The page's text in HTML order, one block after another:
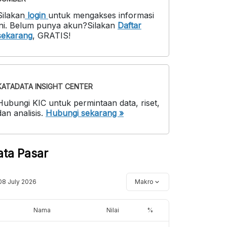
login untuk mengakses informasi
. Belum punya akun?Silakan Daftar
, GRATIS!
INSIGHT CENTER
KIC untuk permintaan data, riset,
analisis. Hubungi sekarang »
Pasar
July 2026 Makro
Nama Nilai %